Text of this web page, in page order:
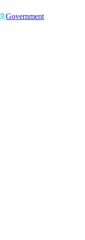
Government